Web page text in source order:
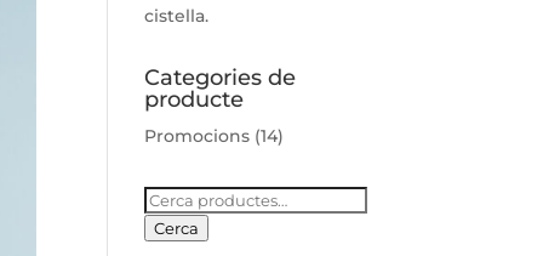
cistella.
Categories de
producte
Promocions (14)
Cerca:
Cerca